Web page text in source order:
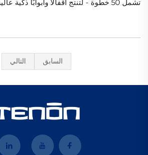
تشمل 50 خطوة - لتنتج أقفالًا وأبوابًا ذكية عالية الأداء وموثوقة.
السابق التالي